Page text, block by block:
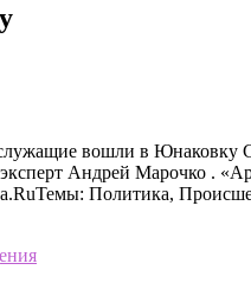
вошли в
Андрей Марочко .
Политика,